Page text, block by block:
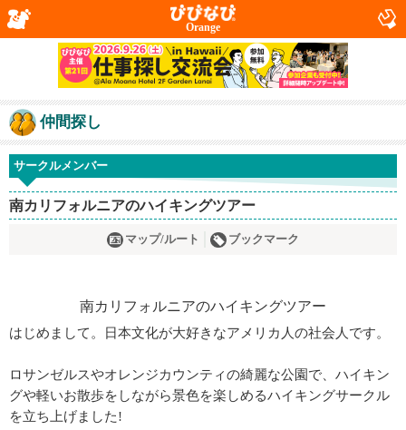
Orange
仲間探し
サークルメンバー
南カリフォルニアのハイキングツアー
マップ/ルート ブックマーク
はじめまして。日本文化が大好きなアメリカ人の社会人です。
ロサンゼルスやオレンジカウンティの綺麗な公園で、ハイキン
グや軽いお散歩をしながら景色を楽しめるハイキングサークル
を立ち上げました!